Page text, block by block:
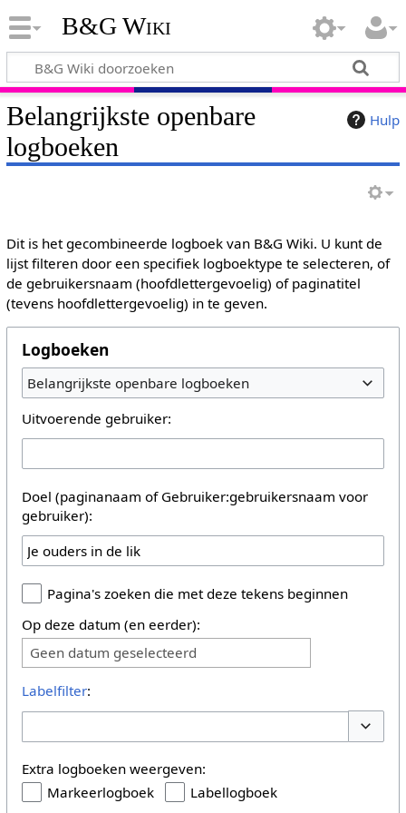
B&G Wiki
Hulp
Belangrijkste openbare
logboeken
Dit is het gecombineerde logboek van B&G Wiki. U kunt de
lijst filteren door een specifiek logboektype te selecteren, of
de gebruikersnaam (hoofdlettergevoelig) of paginatitel
(tevens hoofdlettergevoelig) in te geven.
Logboeken
Belangrijkste openbare logboeken
Uitvoerende gebruiker:
Doel (paginanaam of Gebruiker:gebruikersnaam voor
gebruiker):
Pagina's zoeken die met deze tekens beginnen
Op deze datum (en eerder):
Geen datum geselecteerd
Labelfilter:
Extra logboeken weergeven:
Markeerlogboek
Labellogboek